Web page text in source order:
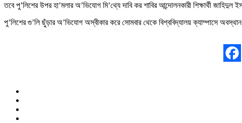
তবে পু’লিশের উপর হা’মলার অ’ভিযোগ মি’থ্যে দাবি কর শাবির আন্দোলনকারী শিক্ষার্থী
পু’লিশের গু’লি ছুঁড়ার অ’ভিযোগ অস্বীকার করে সোমবার থেকে বিশ্ববিদ্যালয় ক্যাম্পাসে